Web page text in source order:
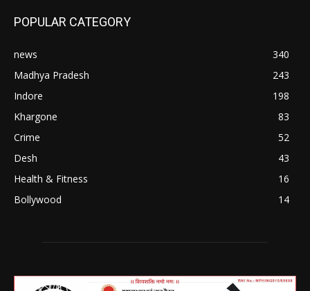
POPULAR CATEGORY
news
340
Madhya Pradesh
243
Indore
198
Khargone
83
Crime
52
Desh
43
Health & Fitness
16
Bollywood
14